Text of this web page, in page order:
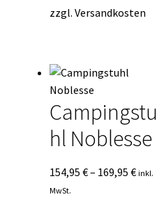
zzgl. Versandkosten
Campingstu
hl Noblesse
154,95 €– 169,95 € inkl.
MwSt.